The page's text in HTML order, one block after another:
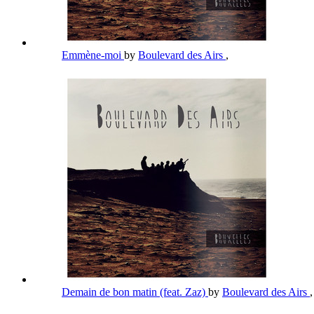
Emmène-moi by Boulevard des Airs ,
Demain de bon matin (feat. Zaz) by Boulevard des Airs ,